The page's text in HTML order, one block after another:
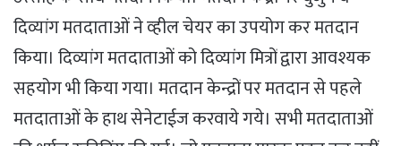
दिव्यांग मतदाताओं ने व्‍हील चेयर का उपयोग कर मतदान
किया। दिव्यांग मतदाताओं को दिव्यांग मित्रों द्वारा आवश्यक
सहयोग भी किया गया। मतदान केन्द्रों पर मतदान से पहले
मतदाताओं के हाथ सेनेटाईज करवाये गये। सभी मतदाताओं